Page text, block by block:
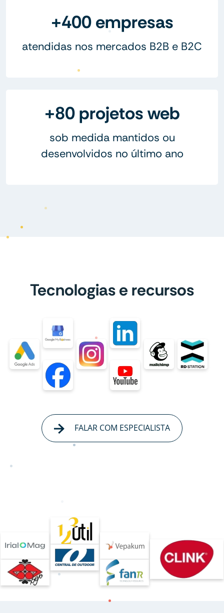
+400 empresas
atendidas nos mercados B2B e B2C
+80 projetos web
sob medida mantidos ou
desenvolvidos no último ano
Tecnologias e recursos
FALAR COM ESPECIALISTA